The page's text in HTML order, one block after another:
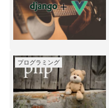
プログラミング